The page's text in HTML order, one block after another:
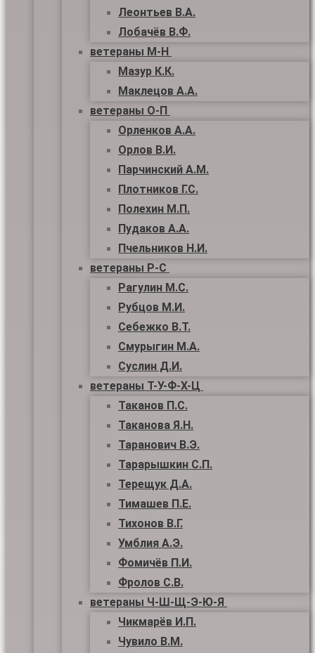
Леонтьев В.А.
Лобачёв В.Ф.
ветераны М-Н
Мазур К.К.
Маклецов А.А.
ветераны О-П
Орленков А.А.
Орлов В.И.
Парчинский А.М.
Плотников Г.С.
Полехин М.П.
Пудаков А.А.
Пчельников Н.И.
ветераны Р-С
Рагулин М.С.
Рубцов М.И.
Себежко В.Т.
Смурыгин М.А.
Суслин Д.И.
ветераны Т-У-Ф-Х-Ц
Таканов П.С.
Таканова Я.Н.
Таранович В.Э.
Тарарышкин С.П.
Терещук Д.А.
Тимашев П.Е.
Тихонов В.Г.
Умблия А.Э.
Фомичёв П.И.
Фролов С.В.
ветераны Ч-Ш-Щ-Э-Ю-Я
Чикмарёв И.П.
Чувило В.М.